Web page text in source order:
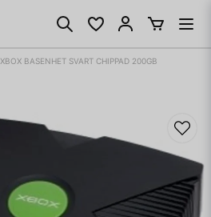
XBOX BASENHET SVART CHIPPAD 200GB